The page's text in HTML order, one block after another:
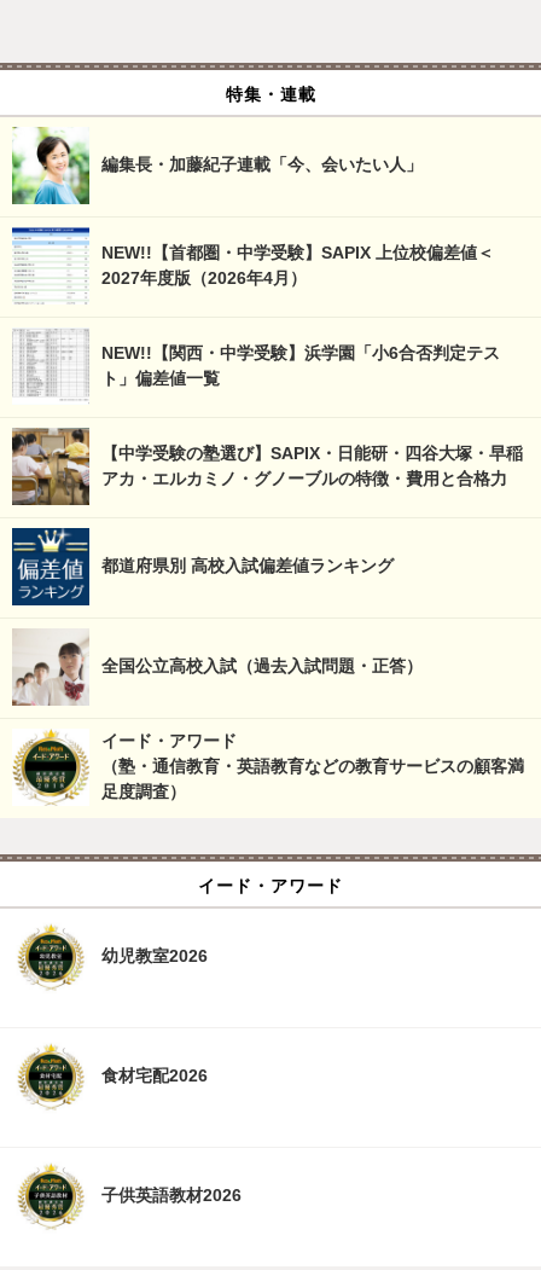
特集・連載
編集長・加藤紀子連載「今、会いたい人」
NEW!!【首都圏・中学受験】SAPIX 上位校偏差値＜
2027年度版（2026年4月）
NEW!!【関西・中学受験】浜学園「小6合否判定テス
ト」偏差値一覧
【中学受験の塾選び】SAPIX・日能研・四谷大塚・早稲
アカ・エルカミノ・グノーブルの特徴・費用と合格力
都道府県別 高校入試偏差値ランキング
全国公立高校入試（過去入試問題・正答）
イード・アワード
（塾・通信教育・英語教育などの教育サービスの顧客満
足度調査）
イード・アワード
幼児教室2026
食材宅配2026
子供英語教材2026